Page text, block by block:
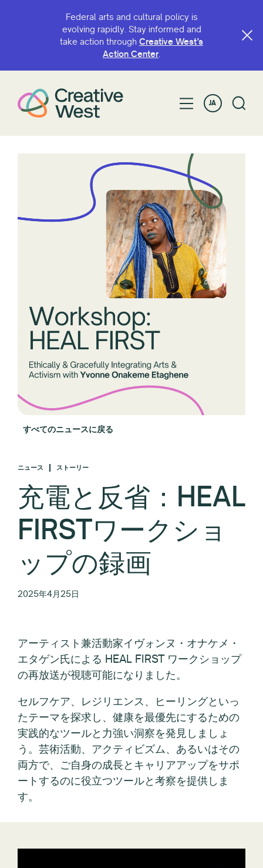
Federal arts and cultural policy is
evolving rapidly. Stay informed and
take action through Creative West’s
Action Center.
JA
すべてのニュースに戻る
ニュース ストーリー
充電と反省：HEAL
FIRSTワークショ
ップの録画
2025年4月25日
アーティスト兼活動家イヴォンヌ・オナケメ・
エタゲン氏による HEAL FIRST ワークショップ
の再放送が視聴可能になりました。
セルフケア、レジリエンス、ヒーリングといっ
たテーマを探求し、健康を最優先にするための
実践的なツールと力強い洞察を発見しましょ
う。芸術活動、アクティビズム、あるいはその
両方で、ご自身の成長とキャリアアップをサポ
ートするのに役立つツールと考察を提供しま
す。